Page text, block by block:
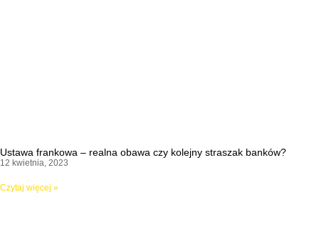
Ustawa frankowa – realna obawa czy kolejny straszak banków?
12 kwietnia, 2023
Czytaj więcej »